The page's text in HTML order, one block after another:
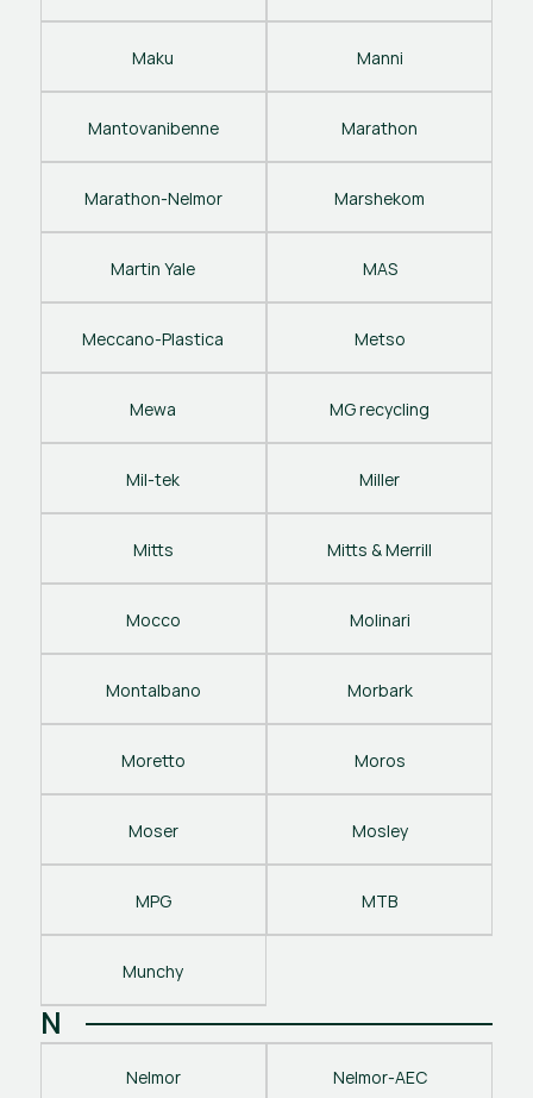
Maku Manni
Mantovanibenne Marathon
Marathon-Nelmor Marshekom
Martin Yale MAS
Meccano-Plastica Metso
Mewa MG recycling
Mil-tek Miller
Mitts Mitts & Merrill
Mocco Molinari
Montalbano Morbark
Moretto Moros
Moser Mosley
MPG MTB
Munchy
N
Nelmor Nelmor-AEC